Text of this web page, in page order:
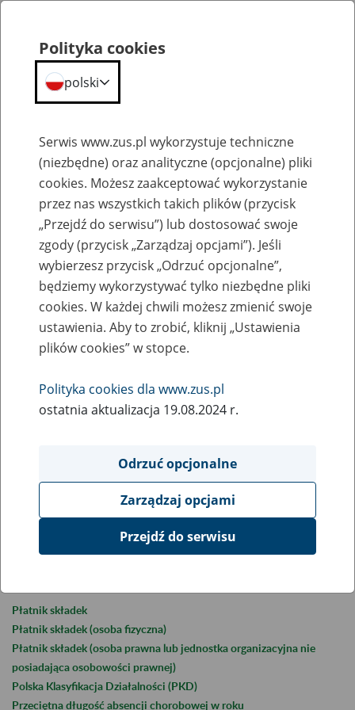
Statystyczny
ZUS
Słownik
Wybierz hasła na literę:
Przeciętna długość
zwolnienia lekarskiego
Jest to liczba dni absencji chorobowej przypadająca na jedno
zwolnienie lekarskie.
Płatnik składek
Płatnik składek (osoba fizyczna)
Płatnik składek (osoba prawna lub jednostka organizacyjna nie
posiadająca osobowości prawnej)
Polska Klasyfikacja Działalności (PKD)
Przeciętna długość absencji chorobowej w roku
Polityka cookies
polski
Serwis www.zus.pl wykorzystuje techniczne
(niezbędne) oraz analityczne (opcjonalne) pliki
cookies. Możesz zaakceptować wykorzystanie
przez nas wszystkich takich plików (przycisk
„Przejdź do serwisu”) lub dostosować swoje
zgody (przycisk „Zarządzaj opcjami”). Jeśli
wybierzesz przycisk „Odrzuć opcjonalne”,
będziemy wykorzystywać tylko niezbędne pliki
cookies. W każdej chwili możesz zmienić swoje
ustawienia. Aby to zrobić, kliknij „Ustawienia
plików cookies” w stopce.
Polityka cookies dla www.zus.pl
ostatnia aktualizacja 19.08.2024 r.
Odrzuć opcjonalne
Zarządzaj opcjami
Przejdź do serwisu